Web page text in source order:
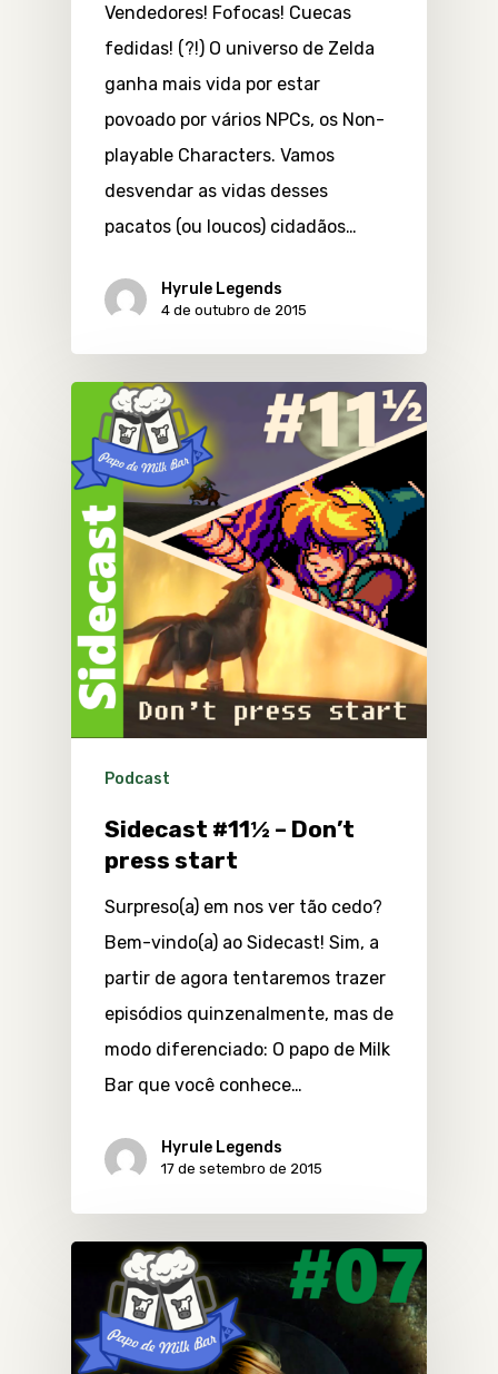
Vendedores! Fofocas! Cuecas
fedidas! (?!) O universo de Zelda
ganha mais vida por estar
povoado por vários NPCs, os Non-
playable Characters. Vamos
desvendar as vidas desses
pacatos (ou loucos) cidadãos…
Hyrule Legends
4 de outubro de 2015
Podcast
Sidecast #11½ – Don’t
press start
Surpreso(a) em nos ver tão cedo?
Bem-vindo(a) ao Sidecast! Sim, a
partir de agora tentaremos trazer
episódios quinzenalmente, mas de
modo diferenciado: O papo de Milk
Bar que você conhece…
Hyrule Legends
17 de setembro de 2015